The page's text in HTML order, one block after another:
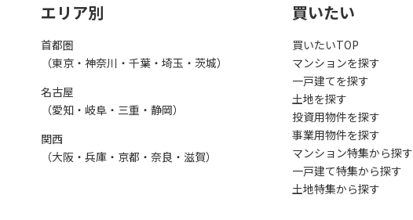
エリア別
首都圏
（東京・神奈川・千葉・埼玉・茨城）
名古屋
（愛知・岐阜・三重・静岡）
関西
（大阪・兵庫・京都・奈良・滋賀）
買いたい
買いたいTOP
マンションを探す
一戸建てを探す
土地を探す
投資用物件を探す
事業用物件を探す
マンション特集から探す
一戸建て特集から探す
土地特集から探す